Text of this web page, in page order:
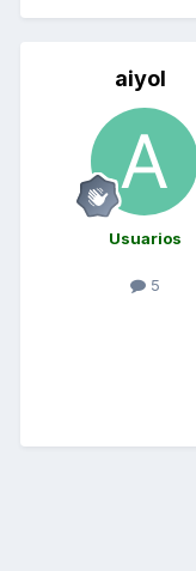
aiyol
Usuarios
5